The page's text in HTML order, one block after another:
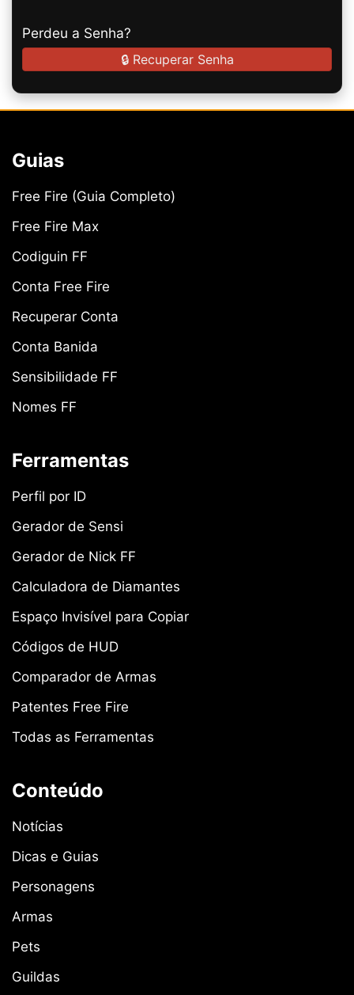
Perdeu a Senha?
🔒 Recuperar Senha
Guias
Free Fire (Guia Completo)
Free Fire Max
Codiguin FF
Conta Free Fire
Recuperar Conta
Conta Banida
Sensibilidade FF
Nomes FF
Ferramentas
Perfil por ID
Gerador de Sensi
Gerador de Nick FF
Calculadora de Diamantes
Espaço Invisível para Copiar
Códigos de HUD
Comparador de Armas
Patentes Free Fire
Todas as Ferramentas
Conteúdo
Notícias
Dicas e Guias
Personagens
Armas
Pets
Guildas